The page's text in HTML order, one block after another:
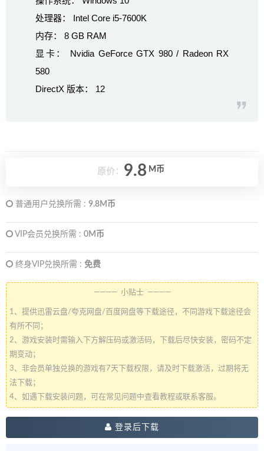
处理器： Intel Core i5-7600K
内存： 8 GB RAM
显卡： Nvidia GeForce GTX 980 / Radeon RX
580
DirectX 版本： 12
原价： 9.8 M币
普通用户兑换所需 : 9.8M币
VIP会员兑换所需 : 0M币
终身VIP兑换所需 : 免费
———— 小贴士 ————
1、提供迅雷云盘/夸克网盘/百度网盘等下载途径，不同游戏下载途径会
有所不同；
2、游戏安装时需输入下方解压码或激活码，下载后尽快安装，密码不定
期变动；
3、非会员单独兑换的游戏有7天下载权限，请及时下载激活，过期将无
法下载；
4、如遇下载安装问题，可在常见问题中查看教程或联系客服。
登录后下载